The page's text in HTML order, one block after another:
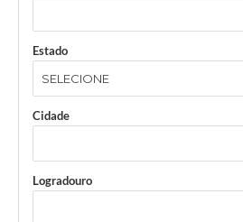
Estado
Cidade
Logradouro